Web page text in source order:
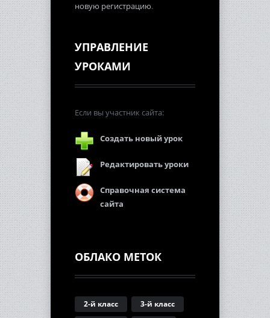
новую регистрацию.
УПРАВЛЕНИЕ
УРОКАМИ
Если вы участник сайта:
Создать новый урок
Редактировать уроки
Справочная система
сайта
ОБЛАКО МЕТОК
2-й класс
3-й класс